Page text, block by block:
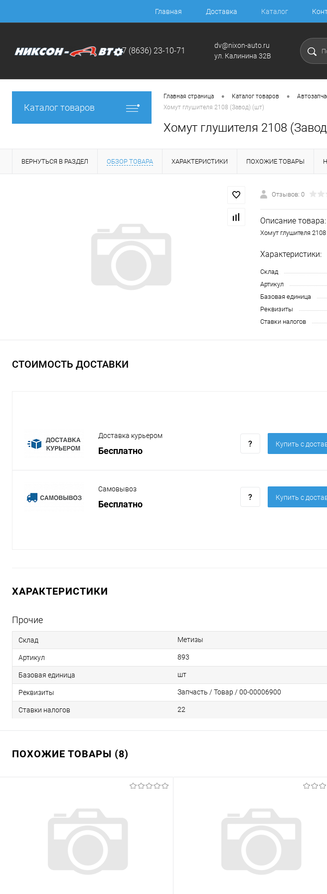
Главная Доставка Каталог
+7 (8636) 23-10-71
dv@nixon-auto.ru
ул. Калинина 32В
Каталог товаров
Главная страница • Каталог товаров •
Хомут глушителя 2108 (Завод) (шт)
Хомут глушителя 2108
ВЕРНУТЬСЯ В РАЗДЕЛ ОБЗОР ТОВАРА ХАРАКТЕРИСТИКИ ПОХОЖИЕ ТОВАРЫ
Отзывов: 0
Описание товара:
Хомут глушителя
Характеристики:
Склад
Артикул
Базовая единица
Реквизиты
Ставки налогов
СТОИМОСТЬ ДОСТАВКИ
Доставка курьером
Бесплатно
Купить c
Самовывоз
Бесплатно
Купить c
ХАРАКТЕРИСТИКИ
Прочие
Склад Метизы
Артикул 893
Базовая единица шт
Реквизиты Запчасть / Товар / 00-00006900
Ставки налогов 22
ПОХОЖИЕ ТОВАРЫ (8)